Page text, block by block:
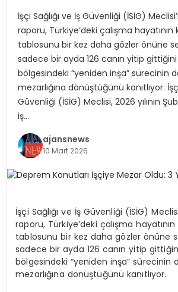
YEREL HABERLER
EKONOMİ
EĞİTİM
GÜNDEM
SAĞLIK
SPOR
İşçi Sağlığı ve İş Güvenliği (İSİG)
raporu, Türkiye’deki çalışma hayatının
tablosunu bir kez daha gözler önüne
sadece bir ayda 126 canın yitip
bölgesindeki “yeniden inşa” sürecinin
mezarlığına dönüştüğünü kanıtlıyor.
Güvenliği (İSİG) Meclisi, 2026 yılının
iş…
ajansnews
10 Mart 2026
İşçi Sağlığı ve İş Güvenliği (İSİG)
raporu, Türkiye’deki çalışma hayatının
tablosunu bir kez daha gözler önüne
sadece bir ayda 126 canın yitip
bölgesindeki “yeniden inşa” sürecinin
mezarlığına dönüştüğünü kanıtlıyor.